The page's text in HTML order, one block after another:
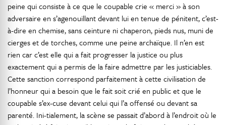
peine qui consiste à ce que le coupable crie « merci » à son
adversaire en s’agenouillant devant lui en tenue de pénitent, c’est-
à-dire en chemise, sans ceinture ni chaperon, pieds nus, muni de
cierges et de torches, comme une peine archaïque. Il n’en est
rien car c’est elle qui a fait progresser la justice ou plus
exactement qui a permis de la faire admettre par les justiciables.
Cette sanction correspond parfaitement à cette civilisation de
l’honneur qui a besoin que le fait soit crié en public et que le
coupable s’ex-cuse devant celui qui l’a offensé ou devant sa
parenté. Ini-tialement, la scène se passait d’abord à l’endroit où le